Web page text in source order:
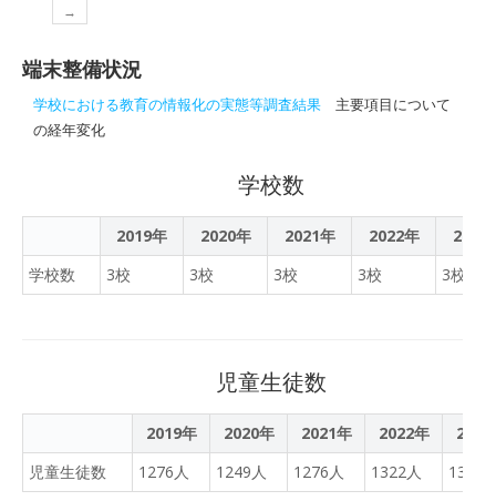
ていない問題についても、個人
いても利用可能となります。自
ょう。 基山町教育委員会ホー
サイトの紹介」をしております
をみつけ、自分に合った学習方
ょう。 まなびのサイトの紹介～
https://
家庭で端末を利用する際の注
使用します。学習に必要のな
にしましょう。インターネット
事項やマナーをしっかり守る
域の文化や教育背景を持つ
解を促進する機会を実践し
はカンボジアでの地雷除去
支援をはじめ、ウガンダで
の元子ども兵や紛争被害者
けではなく、これまでに日
本で展開してきた国際理解
教育や寄付を募る取り組み
を国外へも広げるため、
2022年８月に台湾事務所
２校、中学校１校で実施す
３００台のタブレット端末
を導入した。
会社(本社：東京都港区、代
NEC)の、オンライン上で
Learning：探究学習、課題
解決型学習)を実施可能にす
る「Online PBL Platform」
マに、北海道と佐賀県にあ
る両校の生徒同士だけでな
く、NECをはじめとする企
業がオンライン上でコラボ
レーションしながらプロジ
で教員が宿題の進行状況を
確認しながら配信できるた
もつながると期待されてい
る。同町は、全国の小中学
生に1人1台のデジタル端末
を配備する国の「GIGAスク
ール構想」に基づき、町内
末を導入。子どもたちは夏
休み期間中の7月21日～8
月24日、端末を自宅に持ち
帰り、10日に1度のペース
で教員が配信する宿題に取
→
端末整備状況
学校における教育の情報化の実態等調査結果 主要項目について
の経年変化
学校数
2019年 2020年 2021年 2022年
2023
学校数
3校 3校 3校 3校 3校
児童生徒数
2019年 2020年 2021年 2022年
2023
児童生徒数
1276人 1249人 1276人 1322人 1360